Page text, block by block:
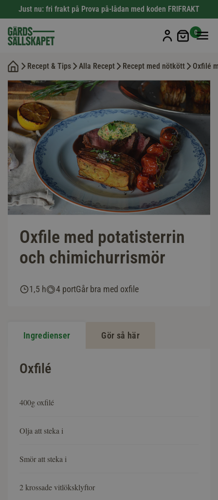
Just nu: fri frakt på Prova på-lådan med koden FRIFRAKT
Min
0
Recept & Tips Alla Recept Recept med nötkött Oxfilé
Oxfile med potatisterrin
och chimichurrismör
1,5 h 4 portGår bra med oxfile
Ingredienser Gör så här
Oxfilé
400g oxfilé
Olja att steka i
Smör att steka i
2 krossade vitlöksklyftor